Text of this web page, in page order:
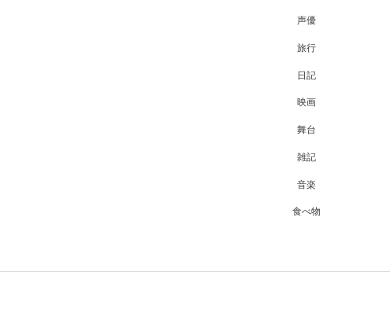
声優
旅行
日記
映画
舞台
雑記
音楽
食べ物